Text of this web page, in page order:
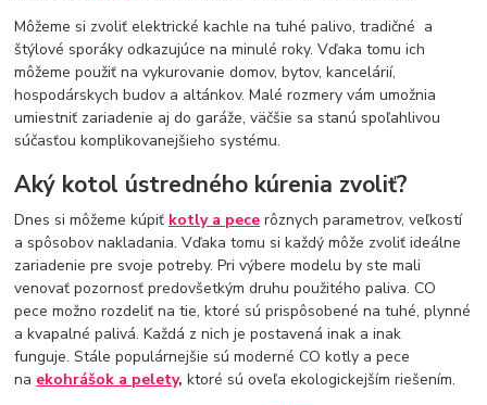
Môžeme si zvoliť elektrické kachle na tuhé palivo, tradičné a
štýlové sporáky odkazujúce na minulé roky. Vďaka tomu ich
môžeme použiť na vykurovanie domov, bytov, kancelárií,
hospodárskych budov a altánkov. Malé rozmery vám umožnia
umiestniť zariadenie aj do garáže, väčšie sa stanú spoľahlivou
súčasťou komplikovanejšieho systému.
Aký kotol ústredného kúrenia zvoliť?
Dnes si môžeme kúpiť kotly a pece rôznych parametrov, veľkostí
a spôsobov nakladania. Vďaka tomu si každý môže zvoliť ideálne
zariadenie pre svoje potreby. Pri výbere modelu by ste mali
venovať pozornosť predovšetkým druhu použitého paliva. CO
pece možno rozdeliť na tie, ktoré sú prispôsobené na tuhé, plynné
a kvapalné palivá. Každá z nich je postavená inak a inak
funguje. Stále populárnejšie sú moderné CO kotly a pece
na ekohrášok a pelety, ktoré sú oveľa ekologickejším riešením.